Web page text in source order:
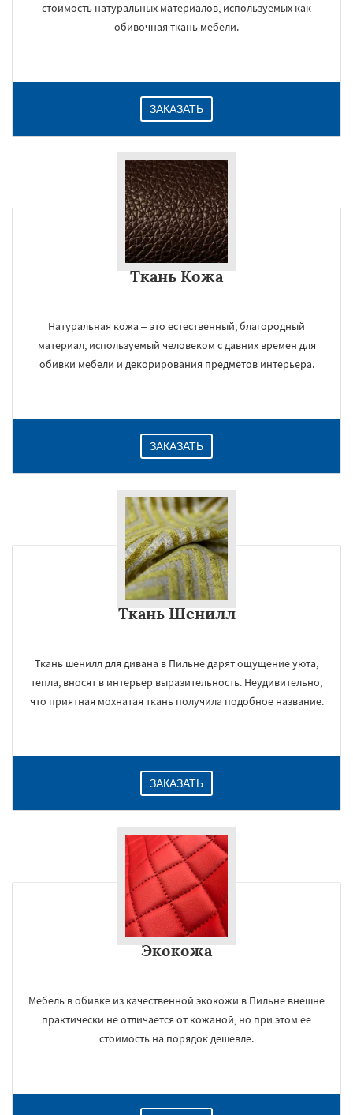
стоимость натуральных материалов, используемых как
обивочная ткань мебели.
ЗАКАЗАТЬ
Ткань Кожа
Натуральная кожа – это естественный, благородный
материал, используемый человеком с давних времен для
обивки мебели и декорирования предметов интерьера.
ЗАКАЗАТЬ
Ткань Шенилл
Ткань шенилл для дивана в Пильне дарят ощущение уюта,
тепла, вносят в интерьер выразительность. Неудивительно,
что приятная мохнатая ткань получила подобное название.
ЗАКАЗАТЬ
Экокожа
Мебель в обивке из качественной экокожи в Пильне внешне
практически не отличается от кожаной, но при этом ее
стоимость на порядок дешевле.